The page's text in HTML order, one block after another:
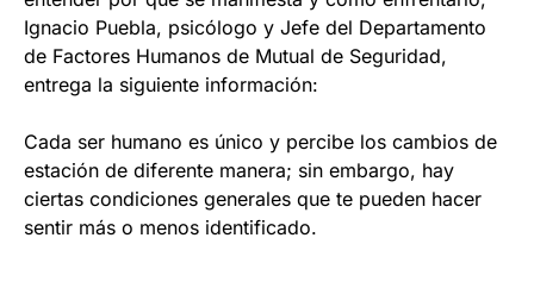
Ignacio Puebla, psicólogo y Jefe del Departamento
de Factores Humanos de Mutual de Seguridad,
entrega la siguiente información:
Cada ser humano es único y percibe los cambios de
estación de diferente manera; sin embargo, hay
ciertas condiciones generales que te pueden hacer
sentir más o menos identificado.